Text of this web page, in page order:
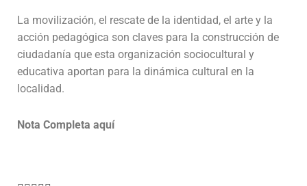
La movilización, el rescate de la identidad, el arte y la
acción pedagógica son claves para la construcción de
ciudadanía que esta organización sociocultural y
educativa aportan para la dinámica cultural en la
localidad.
Nota Completa aquí